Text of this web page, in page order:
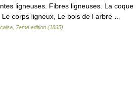
ligneuses. Fibres ligneuses. La coque
corps ligneux, Le bois de l arbre …
7eme edition (1835)